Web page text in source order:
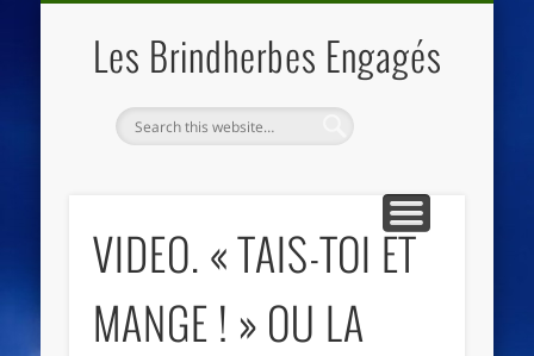
Les Brindherbes Engagés
VIDEO. « TAIS-TOI ET
MANGE ! » OU LA